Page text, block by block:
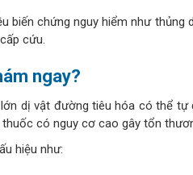
biến chứng nguy hiểm như thủng
cứu.
ngay?
dị vật đường tiêu hóa có thể tự
có nguy cơ cao gây tổn
hiệu như: